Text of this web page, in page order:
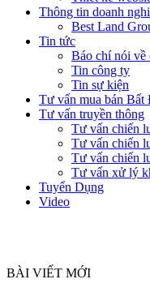
Thông tin doanh
Best Land
Tin tức
Báo chí nói về
Tin công ty
Tin sự kiện
Tư vấn mua bán Bất
Tư vấn truyền thông
Tư vấn chiến
Tư vấn chiến
Tư vấn chiến
Tư vấn xử lý
Tuyển Dụng
Video
BÀI VIẾT MỚI